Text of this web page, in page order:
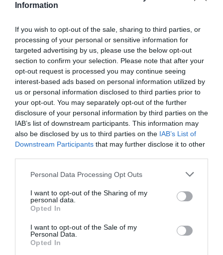
Information
If you wish to opt-out of the sale, sharing to third parties, or
processing of your personal or sensitive information for
targeted advertising by us, please use the below opt-out
section to confirm your selection. Please note that after your
opt-out request is processed you may continue seeing
interest-based ads based on personal information utilized by
us or personal information disclosed to third parties prior to
your opt-out. You may separately opt-out of the further
disclosure of your personal information by third parties on the
IAB’s list of downstream participants. This information may
also be disclosed by us to third parties on the IAB’s List of
Downstream Participants that may further disclose it to other
Personal Data Processing Opt Outs
I want to opt-out of the Sharing of my
personal data.
Opted In
I want to opt-out of the Sale of my
Personal Data.
Opted In
ORGANIZZATO DA
CON IL SUPPORTO DI